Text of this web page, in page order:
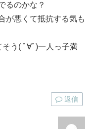
るのかな？
が悪くて抵抗する気も
う( ﾟ∀ﾟ)一人っ子満
返信